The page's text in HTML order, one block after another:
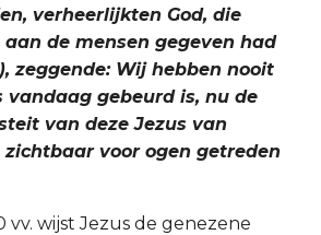
verheerlijkten God, die
de mensen gegeven had
zeggende: Wij hebben nooit
vandaag gebeurd is, nu de
van deze Jezus van
zichtbaar voor ogen getreden
vv. wijst Jezus de genezene